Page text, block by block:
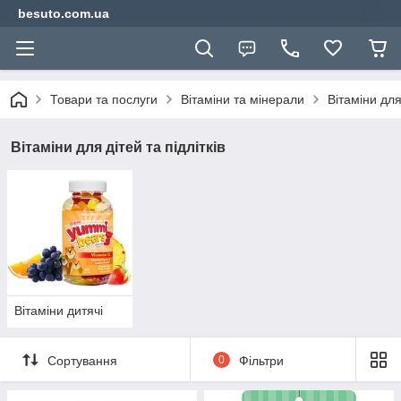
besuto.com.ua
Товари та послуги Вітаміни та мінерали Вітаміни для
Вітаміни для дітей та підлітків
Вітаміни дитячі
Сортування 0 Фільтри